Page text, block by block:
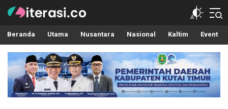
Literasi.co
Pilar Informasi
Beranda Utama Nusantara Nasional Kaltim Event